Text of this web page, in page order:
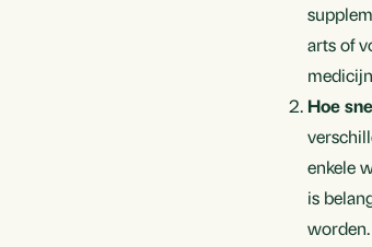
arts of
Hoe
enkele
is
worden.